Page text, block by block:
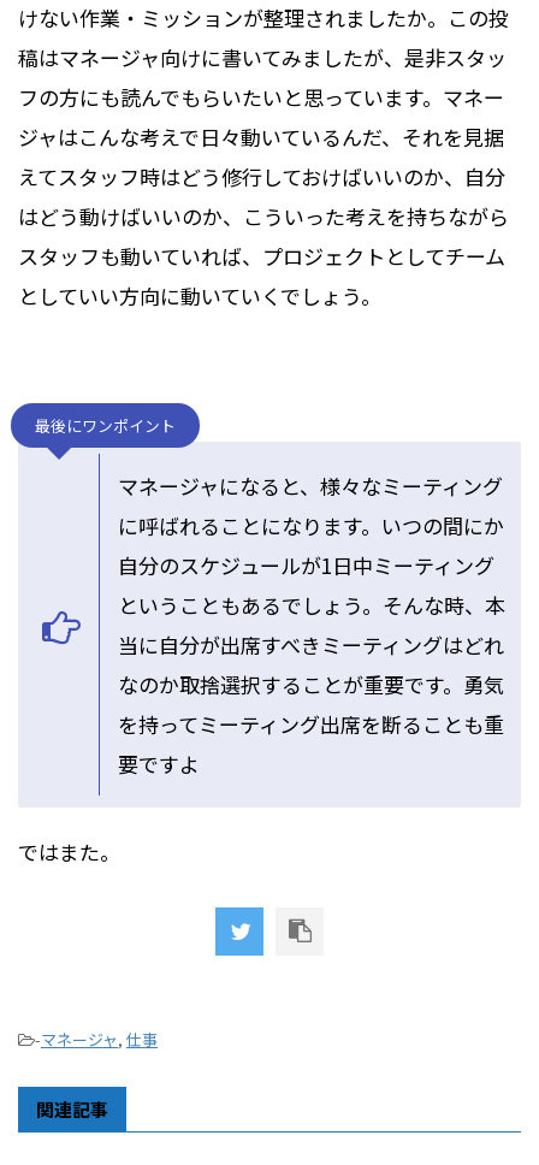
けない作業・ミッションが整理されましたか。この投
稿はマネージャ向けに書いてみましたが、是非スタッ
フの方にも読んでもらいたいと思っています。マネー
ジャはこんな考えで日々動いているんだ、それを見据
えてスタッフ時はどう修行しておけばいいのか、自分
はどう動けばいいのか、こういった考えを持ちながら
スタッフも動いていれば、プロジェクトとしてチーム
としていい方向に動いていくでしょう。
最後にワンポイント
マネージャになると、様々なミーティング
に呼ばれることになります。いつの間にか
自分のスケジュールが1日中ミーティング
ということもあるでしょう。そんな時、本
当に自分が出席すべきミーティングはどれ
なのか取捨選択することが重要です。勇気
を持ってミーティング出席を断ることも重
要ですよ
ではまた。
-マネージャ, 仕事
関連記事